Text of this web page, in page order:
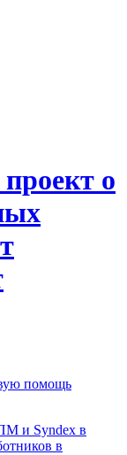
о
помощь
и Syndex в
в